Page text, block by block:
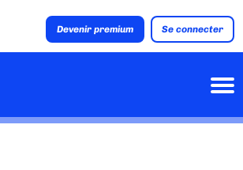
Devenir premium Se connecter